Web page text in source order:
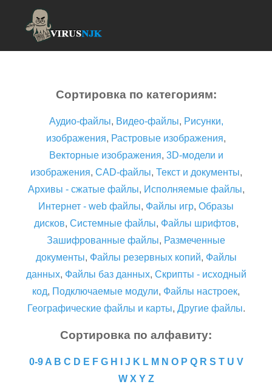
Сортировка по категориям:
Аудио-файлы, Видео-файлы, Рисунки,
изображения, Растровые изображения,
Векторные изображения, 3D-модели и
изображения, CAD-файлы, Текст и документы,
Архивы - сжатые файлы, Исполняемые файлы,
Интернет - web файлы, Файлы игр, Образы
дисков, Системные файлы, Файлы шрифтов,
Зашифрованные файлы, Размеченные
документы, Файлы резервных копий, Файлы
данных, Файлы баз данных, Скрипты - исходный
код, Подключаемые модули, Файлы настроек,
Географические файлы и карты, Другие файлы.
Сортировка по алфавиту:
0-9 A B C D E F G H J K L M N O P Q R S T U V
W X Y Z